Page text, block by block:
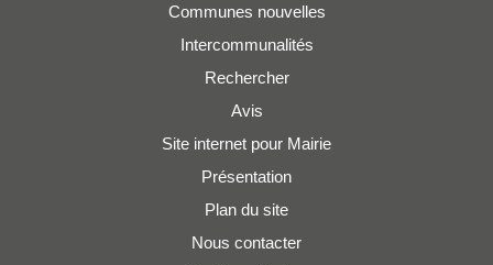
Communes nouvelles
Intercommunalités
Rechercher
Avis
Site internet pour Mairie
Présentation
Plan du site
Nous contacter